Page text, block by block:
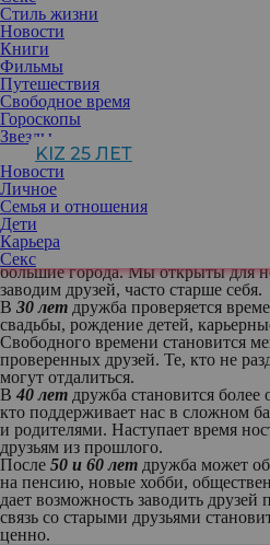
Стиль жизни
Новости
Книги
Фильмы
Путешествия
Свободное время
Гороскопы
Звезды
KIZ 25 ЛЕТ
Новости
Личное
Семья и отношения
Дети
Карьера
Секс
В молодости дружба может быть
интересах и увлечениях. Но что
отношениями с течением времени?
Дружба – ценный дар, который
протяжении всей жизни. Но ее
возрастом. Если в юности у нас
круг общения сужается, а
Исследование «Половые различия в
направленности на протяжении
2016 года от журнала
лет люди начинают терять друзей
45 до 55 лет количество близких,
Как дружба развивается на
В20 лет
Это время студенческих
большие города. Мы открыты для
заводим друзей, часто старше себя.
В 30 лет дружба проверяется
свадьбы, рождение детей,
Свободного времени становится
проверенных друзей. Те, кто не
могут отдалиться.
В 40 лет дружба становится
кто поддерживает нас в сложном
и родителями. Наступает время
друзьям из прошлого.
После 50 и 60 лет дружба может
на пенсию, новые хобби,
дает возможность заводить
связь со старыми друзьями
ценно.